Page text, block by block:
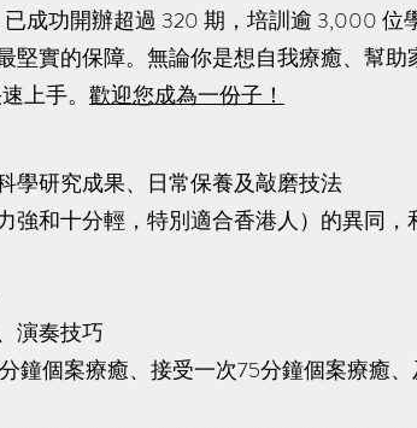
成功開辦超過 320 期，培訓逾 3,000 位
堅實的保障。無論你是想自我療癒、幫助
上手。 歡迎您成為一份子！
學研究成果、日常保養及敲磨技法
強和十分輕，特別適合香港人）的異同，
演奏技巧
鐘個案療癒、接受一次75分鐘個案療癒